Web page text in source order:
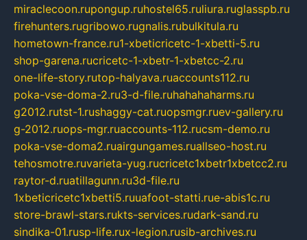
miraclecoon.rupongup.ruhostel65.ruliura.ruglasspb.ru
firehunters.rugribowo.rugnalis.rubulkitula.ru
hometown-france.ru1-xbeticricetc-1-xbetti-5.ru
shop-garena.rucricetc-1-xbetr-1-xbetcc-2.ru
one-life-story.rutop-halyava.ruaccounts112.ru
poka-vse-doma-2.ru3-d-file.ruhahahaharms.ru
g2012.rutst-1.rushaggy-cat.ruopsmgr.ruev-gallery.ru
g-2012.ruops-mgr.ruaccounts-112.rucsm-demo.ru
poka-vse-doma2.ruairgungames.ruallseo-host.ru
tehosmotre.ruvarieta-yug.rucricetc1xbetr1xbetcc2.ru
raytor-d.ruatillagunn.ru3d-file.ru
1xbeticricetc1xbetti5.ruuafoot-statti.rue-abis1c.ru
store-brawl-stars.rukts-services.rudark-sand.ru
sindika-01.rusp-life.rux-legion.rusib-archives.ru